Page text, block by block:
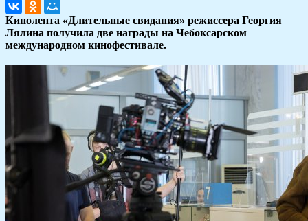
Кинолента «Длительные свидания» режиссера Георгия
Лялина получила две награды на Чебоксарском
международном кинофестивале.